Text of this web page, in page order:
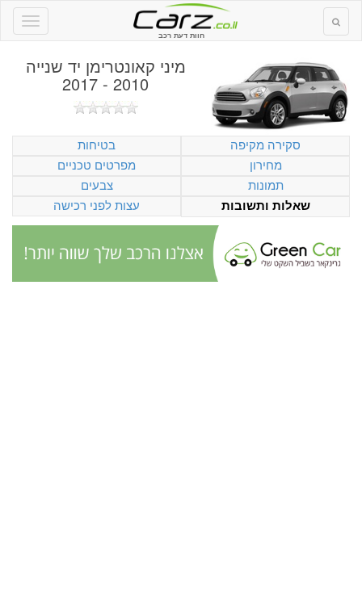
חוות דעת רכב
מיני קאונטרימן יד שנייה
2010 - 2017
סקירה מקיפה
בטיחות
מחירון
מפרטים טכניים
תמונות
צבעים
שאלות ותשובות
עצות לפני רכישה